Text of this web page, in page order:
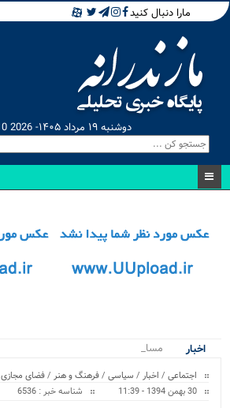
مارا دنبال کنید
دوشنبه ۱۹ مرداد ۱۴۰۵- Aug 10 2026
اخبار
مسابقات کرا_
اجتماعی / اخبار / سیاسی /فرهنگ و هنر /فضای مجازی
30 بهمن 1394 - 11:39
شناسه خبر : 6536